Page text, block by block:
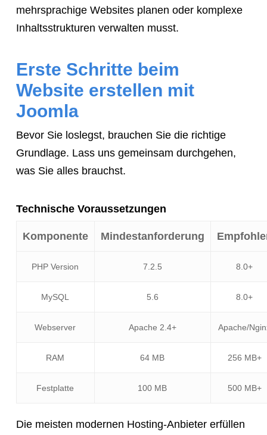
mehrsprachige Websites planen oder komplexe
Inhaltsstrukturen verwalten musst.
Erste Schritte beim
Website erstellen mit
Joomla
Bevor Sie loslegst, brauchen Sie die richtige
Grundlage. Lass uns gemeinsam durchgehen,
was Sie alles brauchst.
Technische Voraussetzungen
Komponente Mindestanforderung
PHP Version 7.2.5 8.0+
MySQL 5.6 8.0+
Webserver Apache 2.4+ Apache/
RAM 64 MB 256 MB+
Festplatte 100 MB 500 MB+
Die meisten modernen Hosting-Anbieter erfüllen